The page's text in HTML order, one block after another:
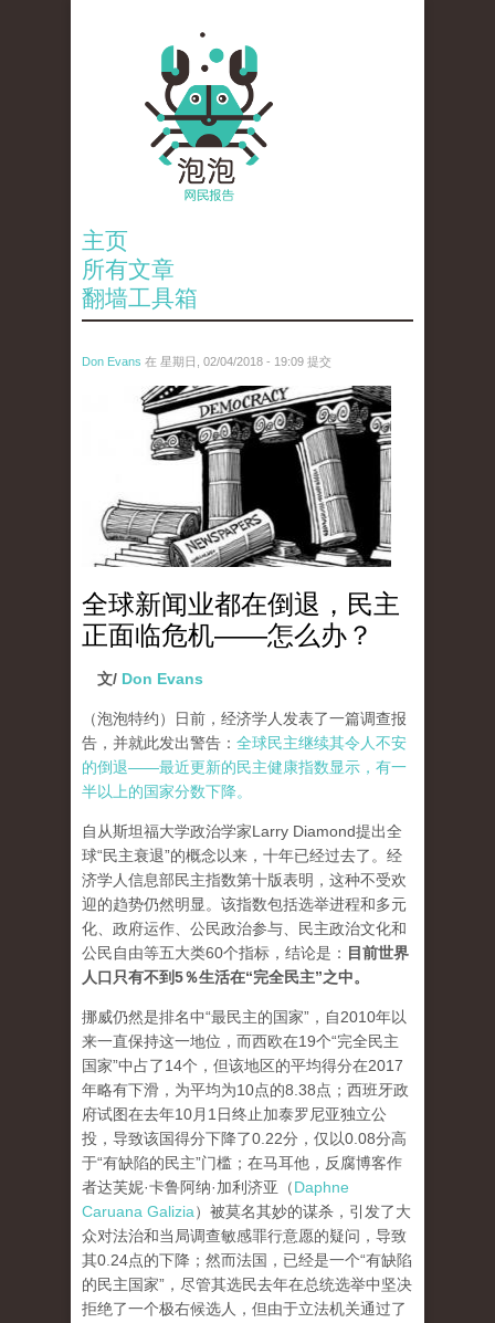
主页
所有文章
翻墙工具箱
Don Evans 在 星期日, 02/04/2018 - 19:09 提交
wechatimg1287.jpeg
全球新闻业都在倒退，民主
正面临危机——怎么办？
文/ Don Evans
（泡泡特约）
日前，经济学人发表了一篇调查报
告，并就此发出警告： 全球民主继续其令人不安
的倒退——最近更新的民主健康指数显示，有一
半以上的国家分数下降。
自从斯坦福大学政治学家Larry Diamond提出全
球“民主衰退”的概念以来，十年已经过去了。经
济学人信息部民主指数第十版表明，这种不受欢
迎的趋势仍然明显。该指数包括选举进程和多元
化、政府运作、公民政治参与、民主政治文化和
公民自由等五大类60个指标，结论是： 目前世界
人口只有不到5％生活在“完全民主”之中。
挪威仍然是排名中“最民主的国家”，自2010年以
来一直保持这一地位，而西欧在19个“完全民主
国家”中占了14个，但该地区的平均得分在2017
年略有下滑，为平均为10点的8.38点；西班牙政
府试图在去年10月1日终止加泰罗尼亚独立公
投，导致该国得分下降了0.22分，仅以0.08分高
于“有缺陷的民主”门槛；在马耳他，反腐博客作
者达芙妮·卡鲁阿纳·加利济亚（Daphne
Caruana Galizia）被莫名其妙的谋杀，引发了大
众对法治和当局调查敏感罪行意愿的疑问，导致
其0.24点的下降；然而法国，已经是一个“有缺陷
的民主国家”，尽管其选民去年在总统选举中坚决
拒绝了一个极右候选人，但由于立法机关通过了